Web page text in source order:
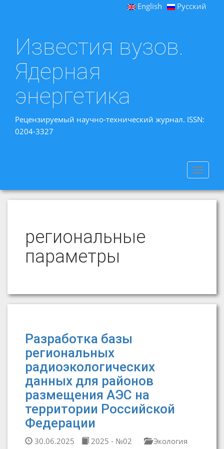
English Русский
Известия вузов.
Ядерная
энергетика
Рецензируемый научно-технический журнал. ISSN:
0204-3327
Toggle
региональные
параметры
Разработка базы
региональных
радиоэкологических
данных для районов
размещения АЭС на
территории Российской
Федерации
30.06.2025 2025 - №02
Экология